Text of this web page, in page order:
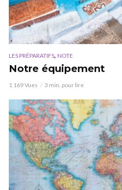
LES PRÉPARATIFS, NOTE
Notre équipement
1 169 Vues 3 min. pour lire